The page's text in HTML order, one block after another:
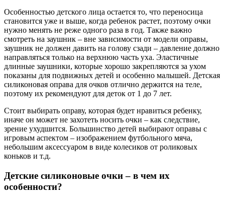
Особенностью детского лица остается то, что переносица
становится уже и выше, когда ребенок растет, поэтому очки
нужно менять не реже одного раза в год. Также важно
смотреть на заушник – вне зависимости от модели оправы,
заушник не должен давить на голову сзади – давление должно
направляться только на верхнюю часть уха. Эластичные
длинные заушники, которые хорошо закрепляются за ухом
показаны для подвижных детей и особенно малышей. Детская
силиконовая оправа для очков отлично держится на теле,
поэтому их рекомендуют для деток от 1 до 7 лет.
Стоит выбирать оправу, которая будет нравиться ребенку,
иначе он может не захотеть носить очки – как следствие,
зрение ухудшится. Большинство детей выбирают оправы с
игровым аспектом – изображением футбольного мяча,
небольшим аксессуаром в виде колесиков от роликовых
коньков и т.д.
Детские силиконовые очки – в чем их
особенности?